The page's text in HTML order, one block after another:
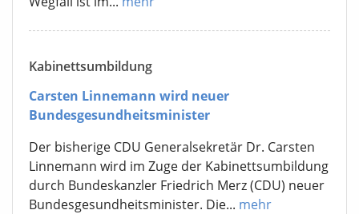
Kabinettsumbildung
Carsten Linnemann wird neuer
Bundesgesundheitsminister
Der bisherige CDU Generalsekretär Dr. Carsten
Linnemann wird im Zuge der Kabinettsumbildung
durch Bundeskanzler Friedrich Merz (CDU) neuer
Bundesgesundheitsminister. Die... mehr